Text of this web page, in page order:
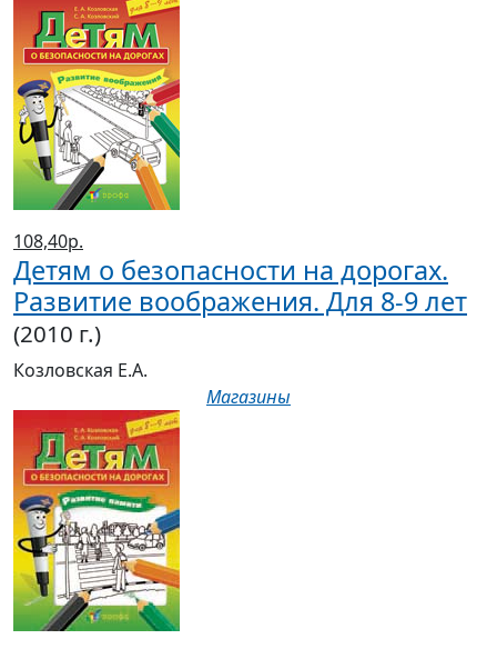
108,40р.
Детям о безопасности на дорогах.
Развитие воображения. Для 8-9 лет
(2010 г.)
Козловская Е.А.
Магазины